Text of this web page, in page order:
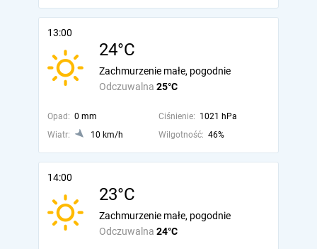
13:00
24°C
Odczuwalna 25°C
Zachmurzenie małe, pogodnie
Opad: 0 mm Ciśnienie: 1021 hPa
Wiatr:
10 km/h Wilgotność: 46%
14:00
23°C
Odczuwalna 24°C
Zachmurzenie małe, pogodnie